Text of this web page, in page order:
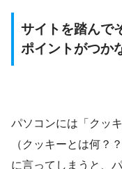
サイトを踏んで
ポイントがつか
パソコンには「クッ
（クッキーとは何？
に言ってしまうと、